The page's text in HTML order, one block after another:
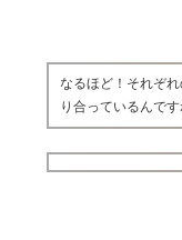
なるほど！それぞ
り合っているんです